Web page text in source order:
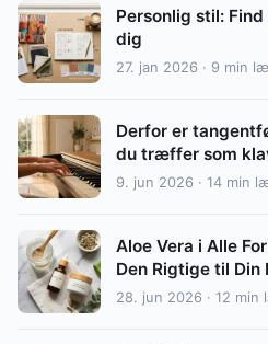
Personlig stil:
dig
27. jan 2026 · 9 min
Derfor er
du træffer som
9. jun 2026 · 14 min
Aloe Vera i Alle
Den Rigtige til Din
28. jun 2026 · 12 min